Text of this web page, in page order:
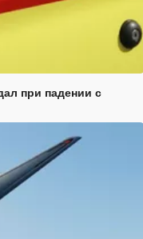
при падении с